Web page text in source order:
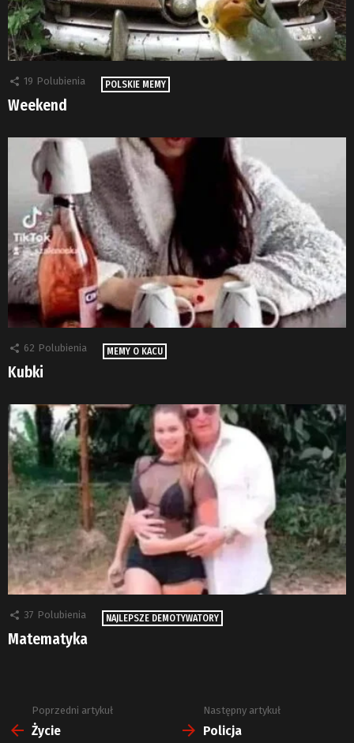
19 Polubienia POLSKIE MEMY
Weekend
62 Polubienia MEMY O KACU
Kubki
37 Polubienia NAJLEPSZE DEMOTYWATORY
Matematyka
Zobacz
więcej
Poprzedni artykuł
Życie
Następny artykuł
Policja